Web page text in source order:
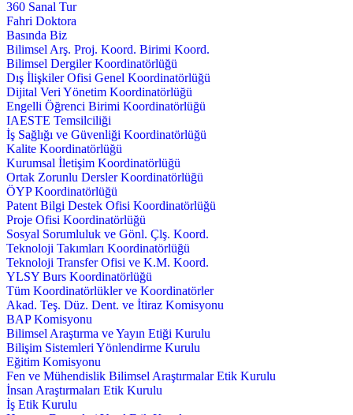
360 Sanal Tur
Fahri Doktora
Basında Biz
Bilimsel Arş. Proj. Koord. Birimi Koord.
Bilimsel Dergiler Koordinatörlüğü
Dış İlişkiler Ofisi Genel Koordinatörlüğü
Dijital Veri Yönetim Koordinatörlüğü
Engelli Öğrenci Birimi Koordinatörlüğü
IAESTE Temsilciliği
İş Sağlığı ve Güvenliği Koordinatörlüğü
Kalite Koordinatörlüğü
Kurumsal İletişim Koordinatörlüğü
Ortak Zorunlu Dersler Koordinatörlüğü
ÖYP Koordinatörlüğü
Patent Bilgi Destek Ofisi Koordinatörlüğü
Proje Ofisi Koordinatörlüğü
Sosyal Sorumluluk ve Gönl. Çlş. Koord.
Teknoloji Takımları Koordinatörlüğü
Teknoloji Transfer Ofisi ve K.M. Koord.
YLSY Burs Koordinatörlüğü
Tüm Koordinatörlükler ve Koordinatörler
Akad. Teş. Düz. Dent. ve İtiraz Komisyonu
BAP Komisyonu
Bilimsel Araştırma ve Yayın Etiği Kurulu
Bilişim Sistemleri Yönlendirme Kurulu
Eğitim Komisyonu
Fen ve Mühendislik Bilimsel Araştırmalar Etik Kurulu
İnsan Araştırmaları Etik Kurulu
İş Etik Kurulu